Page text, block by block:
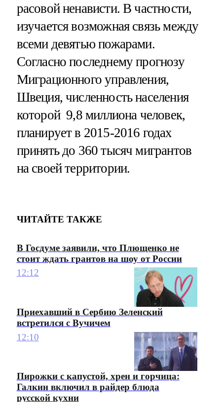
расовой ненависти. В частности,
изучается возможная связь между
всеми девятью пожарами.
Согласно последнему прогнозу
Миграционного управления,
Швеция, численность населения
которой 9,8 миллиона человек,
планирует в 2015-2016 годах
принять до 360 тысяч мигрантов
на своей территории.
ЧИТАЙТЕ ТАКЖЕ
В Госдуме заявили, что Плющенко не
стоит ждать грантов на шоу от России
12:12
Приехавший в Сербию Зеленский
встретился с Вучичем
12:10
Пирожки с капустой, хрен и горчица:
Галкин включил в райдер блюда
русской кухни